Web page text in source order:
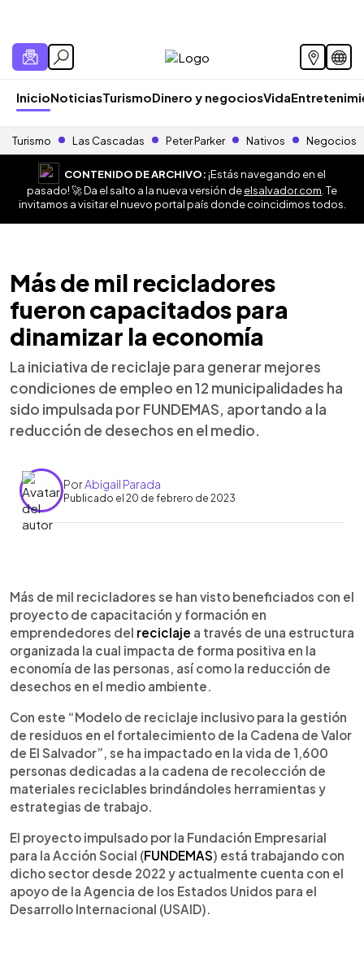
InicioNoticiasTurismoDinero y negociosVida
Turismo Las Cascadas Peter Parker Nativos Negocios
CONTENIDO DE ARCHIVO:¡Estás navegando en el
pasado! 🚀 Da el salto a la nueva versión deelsalvador.com . Te
invitamos a visitar el nuevo portal país donde coincidimos todos.
Más de mil recicladores
fueron capacitados para
dinamizar la economía
La iniciativa de reciclaje para generar mejores
condiciones de empleo en 12 municipalidades ha
sido impulsada por FUNDEMAS, aportando a la
reducción de desechos en el medio.
PorAbigail Parada
Publicado el 20 de febrero de 2023
Escuchar artículo
Más de mil recicladores se han visto beneficiados con el
proyecto de capacitación y formación en
emprendedores del reciclaje a través de una estructura
organizada la cual impacta de forma positiva en la
economía de las personas, así como la reducción de
desechos en el medio ambiente.
Con este “Modelo de reciclaje inclusivo para la gestión
de residuos en el fortalecimiento de la Cadena de Valor
de El Salvador”, se ha impactado en la vida de 1,600
personas dedicadas a la cadena de recolección de
materiales reciclables brindándoles herramientas y
estrategias de trabajo.
El proyecto impulsado por la Fundación Empresarial
para la Acción Social (FUNDEMAS) está trabajando con
dicho sector desde 2022 y actualmente cuenta con el
apoyo de la Agencia de los Estados Unidos para el
Desarrollo Internacional (USAID).